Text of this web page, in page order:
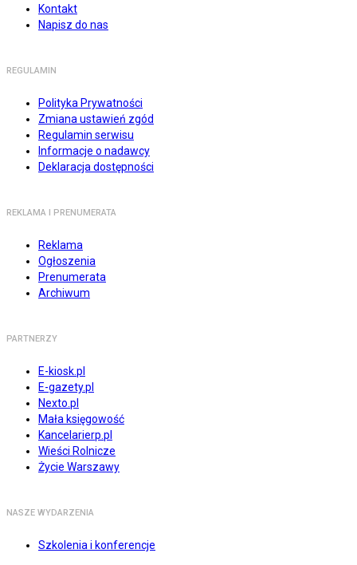
Kontakt
Napisz do nas
REGULAMIN
Polityka Prywatności
Zmiana ustawień zgód
Regulamin serwisu
Informacje o nadawcy
Deklaracja dostępności
REKLAMA I PRENUMERATA
Reklama
Ogłoszenia
Prenumerata
Archiwum
PARTNERZY
E-kiosk.pl
E-gazety.pl
Nexto.pl
Mała księgowość
Kancelarierp.pl
Wieści Rolnicze
Życie Warszawy
NASZE WYDARZENIA
Szkolenia i konferencje